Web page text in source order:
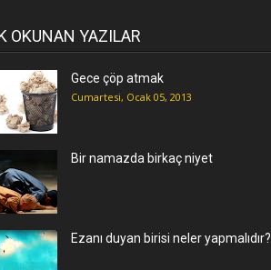
OKUNAN YAZILAR
Gece çöp atmak
Cumartesi, Ocak 05, 2013
Bir namazda birkaç niyet
Ezanı duyan birisi neler yapmalıdır?